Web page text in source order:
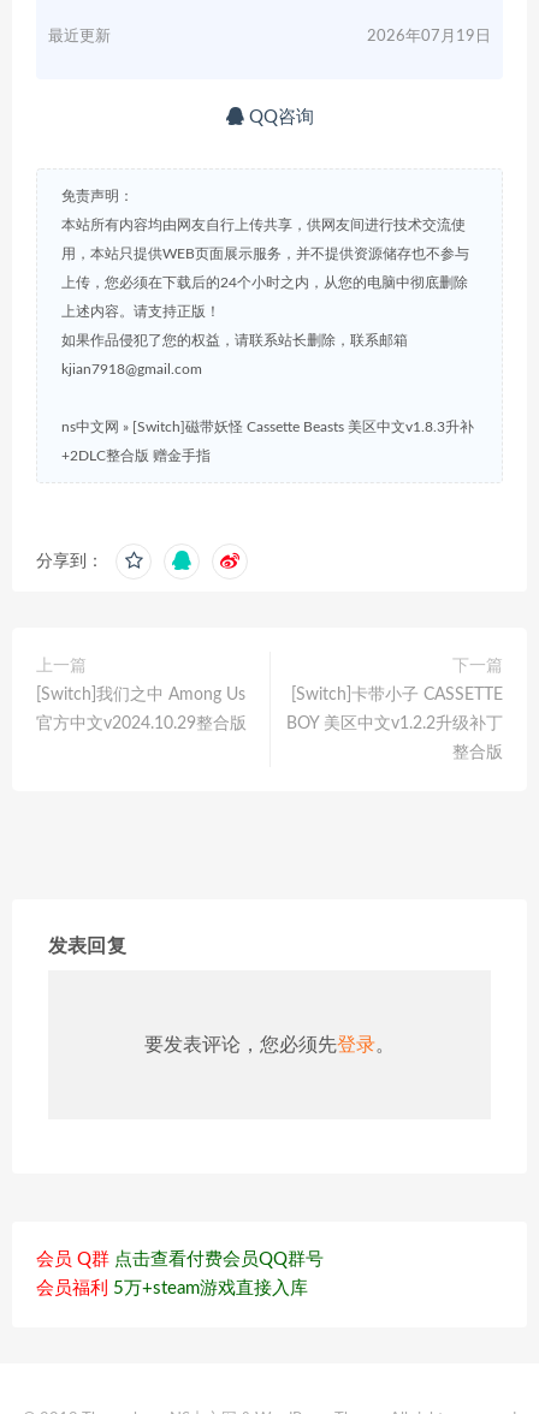
最近更新 2026年07月19日
QQ咨询
免责声明：
本站所有内容均由网友自行上传共享，供网友间进行技术交流使
用，本站只提供WEB页面展示服务，并不提供资源储存也不参与
上传，您必须在下载后的24个小时之内，从您的电脑中彻底删除
上述内容。请支持正版！
如果作品侵犯了您的权益，请联系站长删除，联系邮箱
kjian7918@gmail.com
ns中文网 » [Switch]磁带妖怪 Cassette Beasts 美区中文v1.8.3升补
+2DLC整合版 赠金手指
分享到：
上一篇
[Switch]我们之中 Among Us
官方中文v2024.10.29整合版
下一篇
[Switch]卡带小子 CASSETTE
BOY 美区中文v1.2.2升级补丁
整合版
发表回复
要发表评论，您必须先登录。
会员 Q群 点击查看付费会员QQ群号
会员福利 5万+steam游戏直接入库